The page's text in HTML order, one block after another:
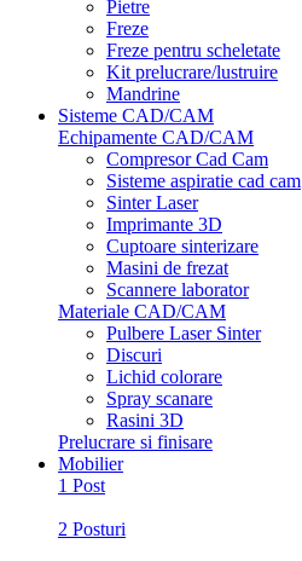
Pietre
Freze
Freze pentru scheletate
Kit prelucrare/lustruire
Mandrine
Sisteme CAD/CAM
Echipamente CAD/CAM
Compresor Cad Cam
Sisteme aspiratie cad cam
Sinter Laser
Imprimante 3D
Cuptoare sinterizare
Masini de frezat
Scannere laborator
Materiale CAD/CAM
Pulbere Laser Sinter
Discuri
Lichid colorare
Spray scanare
Rasini 3D
Prelucrare si finisare
Mobilier
1 Post
2 Posturi